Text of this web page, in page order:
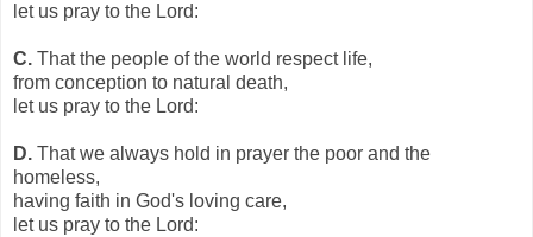
let us pray to the Lord:
C. That the people of the world respect life,
from conception to natural death,
let us pray to the Lord:
D. That we always hold in prayer the poor and the
homeless,
having faith in God's loving care,
let us pray to the Lord: